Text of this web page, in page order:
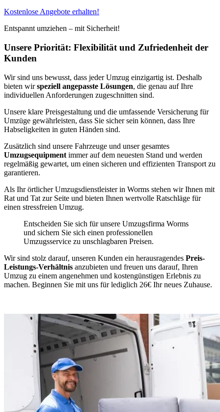
Kostenlose Angebote erhalten!
Entspannt umziehen – mit Sicherheit!
Unsere Priorität: Flexibilität und Zufriedenheit der
Kunden
Wir sind uns bewusst, dass jeder Umzug einzigartig ist. Deshalb
bieten wirspeziell angepasste Lösungen, die genau auf Ihre
individuellen Anforderungen zugeschnitten sind.
Unsere klare Preisgestaltung und die umfassende Versicherung für
Umzüge gewährleisten, dass Sie sicher sein können, dass Ihre
Habseligkeiten in guten Händen sind.
Zusätzlich sind unsere Fahrzeuge und unser gesamtes
Umzugsequipment immer auf dem neuesten Stand und werden
regelmäßig gewartet, um einen sicheren und effizienten Transport zu
garantieren.
Als Ihr örtlicher Umzugsdienstleister in Worms stehen wir Ihnen mit
Rat und Tat zur Seite und bieten Ihnen wertvolle Ratschläge für
einen stressfreien Umzug.
Entscheiden Sie sich für unsere Umzugsfirma Worms
und sichern Sie sich einen professionellen
Umzugsservice zu unschlagbaren Preisen.
Wir sind stolz darauf, unseren Kunden ein herausragendes Preis-
Leistungs-Verhältnis anzubieten und freuen uns darauf, Ihren
Umzug zu einem angenehmen und kostengünstigen Erlebnis zu
machen. Beginnen Sie mit uns für lediglich 26€ Ihr neues Zuhause.